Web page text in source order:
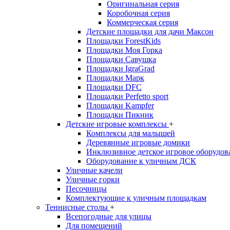
Оригинальная серия
Коробочная серия
Коммерческая серия
Детские площадки для дачи Максон
Площадки ForestKids
Площадки Моя Горка
Площадки Савушка
Площадки IgraGrad
Площадки Марк
Площадки DFC
Площадки Perfetto sport
Площадки Kampfer
Площадки Пикник
Детские игровые комплексы +
Комплексы для малышей
Деревянные игровые домики
Инклюзивное детское игровое
Оборудование к уличным ДСК
Уличные качели
Уличные горки
Песочницы
Комплектующие к уличным площадкам
Теннисные столы +
Всепогодные для улицы
Для помещений